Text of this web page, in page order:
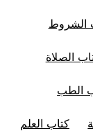
الشروط
الصلاة
الطب
كتاب العلم